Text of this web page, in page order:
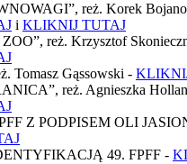
reż. Korek
i KLIKNIJ TUTAJ
reż. Krzysztof
Tomasz Gąssowski -
reż. Agnieszka
Z PODPISEM OLI
49. FPFF -